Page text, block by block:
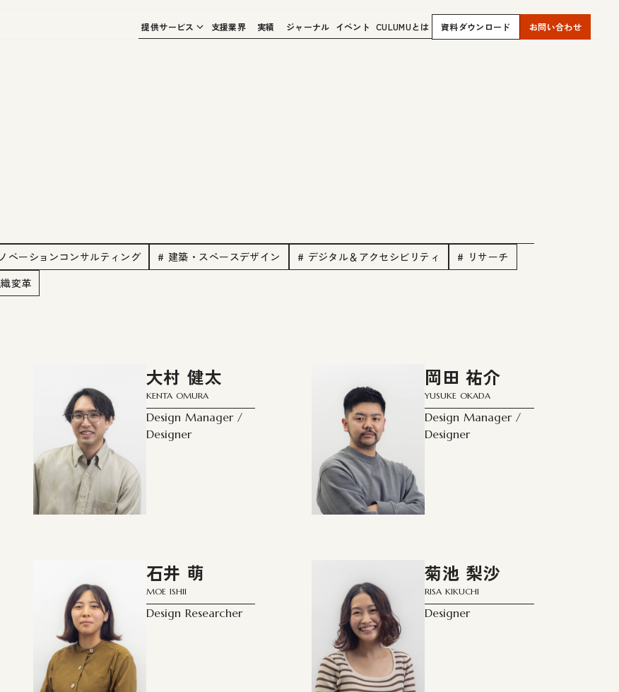
提供サービス 支援業界 実績 ジャーナル イベント CULUMUとは 資料ダウンロード お問い合わせ
ベーションコンサルティング # 建築・スペースデザイン # デジタル＆アクセシビリティ
# リサーチ
変革
大村 健太
KENTA OMURA
Design Manager /
Designer
岡田 祐介
YUSUKE OKADA
Design Manager /
Designer
石井 萌
MOE ISHII
Design Researcher
菊池 梨沙
RISA KIKUCHI
Designer